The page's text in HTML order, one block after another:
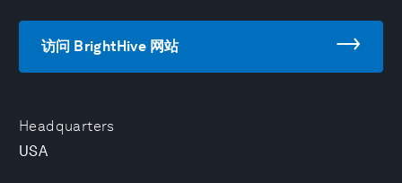
Headquarters
USA
访问 BrightHive 网站